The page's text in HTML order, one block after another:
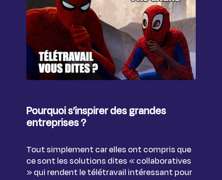
Pourquoi s’inspirer des grandes
entreprises ?
Tout simplement car elles ont compris que
ce sont les solutions dites « collaboratives
» qui rendent le télétravail intéressant pour